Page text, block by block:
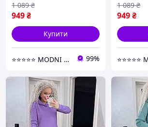
949₴
1 089 ₴
Купити
⭐⭐⭐⭐⭐ MODNI ⭐⭐⭐⭐⭐ 99%
949₴
1 089 ₴